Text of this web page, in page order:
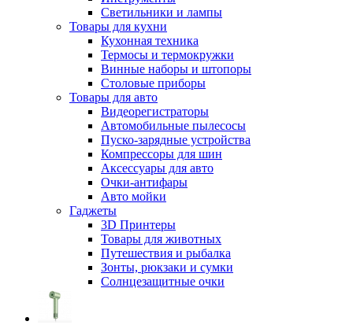
Светильники и лампы
Товары для кухни
Кухонная техника
Термосы и термокружки
Винные наборы и штопоры
Столовые приборы
Товары для авто
Видеорегистраторы
Автомобильные пылесосы
Пуско-зарядные устройства
Компрессоры для шин
Аксессуары для авто
Очки-антифары
Авто мойки
Гаджеты
3D Принтеры
Товары для животных
Путешествия и рыбалка
Зонты, рюкзаки и сумки
Солнцезащитные очки